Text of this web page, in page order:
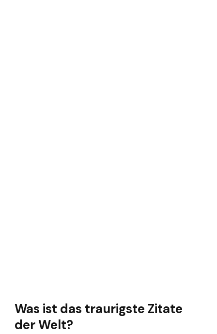
Was ist das traurigste Zitate
der Welt?